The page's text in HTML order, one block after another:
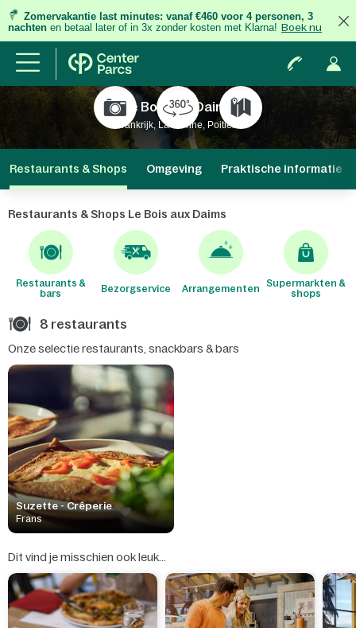
Zomervakantie last minutes: vanaf €460 voor 4 personen, 3
nachten en betaal later of in 3x zonder kosten met Klarna! Boek nu
Le Bois aux Daims
Frankrijk, La Vienne, Poitiers
Restaurants & Shops Omgeving Praktische informatie
Restaurants & Shops Le Bois aux Daims
Restaurants &
bars
Bezorgservice Arrangementen
Supermarkten &
shops
8 restaurants
Onze selectie restaurants, snackbars & bars
Suzette - Crêperie
Frans
Dit vind je misschien ook leuk...